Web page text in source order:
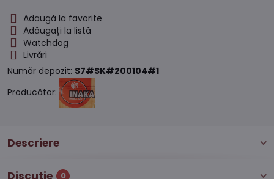
Adaugă la favorite
Adăugați la listă
Watchdog
Livrări
Număr depozit: S7#SK#200104#1
Producător:
Descriere
Discuție 0